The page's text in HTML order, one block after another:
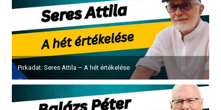
Centikkel emelkedik a Duna vízszintje, Paks biztonságosan...